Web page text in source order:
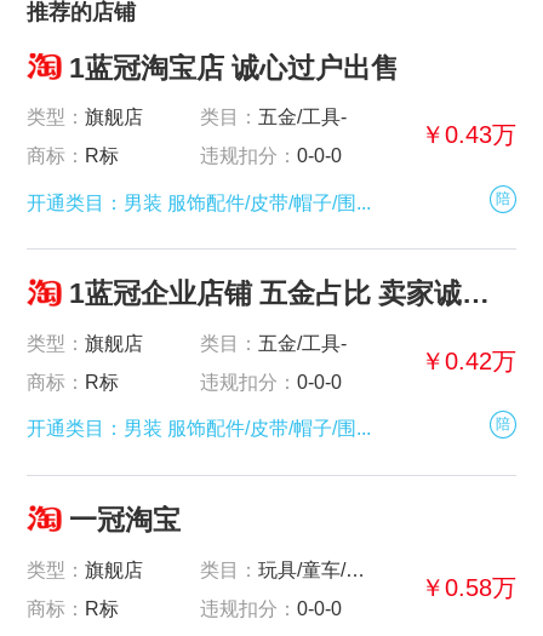
推荐的店铺
1蓝冠淘宝店 诚心过户出售
类型：旗舰店
商标： R标
类目： 五金/工具-
违规扣分：0-0-0
￥0.43万
开通类目：男装 服饰配件/皮带/帽子/围... 陪
1蓝冠企业店铺 五金占比 卖家诚心出售
类型：旗舰店
商标： R标
类目： 五金/工具-
违规扣分：0-0-0
￥0.42万
开通类目：男装 服饰配件/皮带/帽子/围... 陪
一冠淘宝
类型：旗舰店
商标： R标
类目：玩具/童车/益智/积木/模型-
违规扣分：0-0-0
￥0.58万